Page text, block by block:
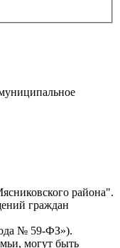
района".
граждан
№ 59-ФЗ»).
могут быть